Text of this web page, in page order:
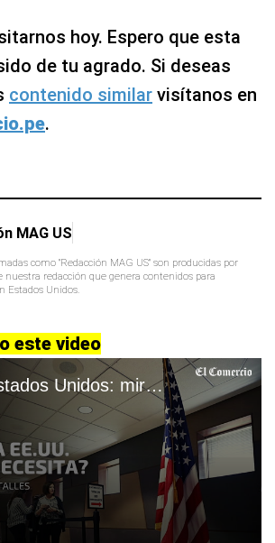
hoy. Espero que esta
de tu agrado. Si deseas
contenido similar visítanos en
.
MAG US
como "Redacción MAG US" son producidas por
nuestra redacción que genera contenidos para
Estados Unidos.
este video
Visa para Estados Unidos: mira qué requisitos se necesitan